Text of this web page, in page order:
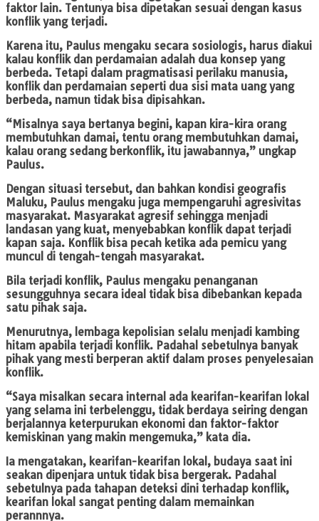
faktor lain. Tentunya bisa dipetakan sesuai dengan kasus
konflik yang terjadi.
Karena itu, Paulus mengaku secara sosiologis, harus diakui
kalau konflik dan perdamaian adalah dua konsep yang
berbeda. Tetapi dalam pragmatisasi perilaku manusia,
konflik dan perdamaian seperti dua sisi mata uang yang
berbeda, namun tidak bisa dipisahkan.
“Misalnya saya bertanya begini, kapan kira-kira orang
membutuhkan damai, tentu orang membutuhkan damai,
kalau orang sedang berkonflik, itu jawabannya,” ungkap
Paulus.
Dengan situasi tersebut, dan bahkan kondisi geografis
Maluku, Paulus mengaku juga mempengaruhi agresivitas
masyarakat. Masyarakat agresif sehingga menjadi
landasan yang kuat, menyebabkan konflik dapat terjadi
kapan saja. Konflik bisa pecah ketika ada pemicu yang
muncul di tengah-tengah masyarakat.
Bila terjadi konflik, Paulus mengaku penanganan
sesungguhnya secara ideal tidak bisa dibebankan kepada
satu pihak saja.
Menurutnya, lembaga kepolisian selalu menjadi kambing
hitam apabila terjadi konflik. Padahal sebetulnya banyak
pihak yang mesti berperan aktif dalam proses penyelesaian
konflik.
“Saya misalkan secara internal ada kearifan-kearifan lokal
yang selama ini terbelenggu, tidak berdaya seiring dengan
berjalannya keterpurukan ekonomi dan faktor-faktor
kemiskinan yang makin mengemuka,” kata dia.
Ia mengatakan, kearifan-kearifan lokal, budaya saat ini
seakan dipenjara untuk tidak bisa bergerak. Padahal
sebetulnya pada tahapan deteksi dini terhadap konflik,
kearifan lokal sangat penting dalam memainkan
perannnya.